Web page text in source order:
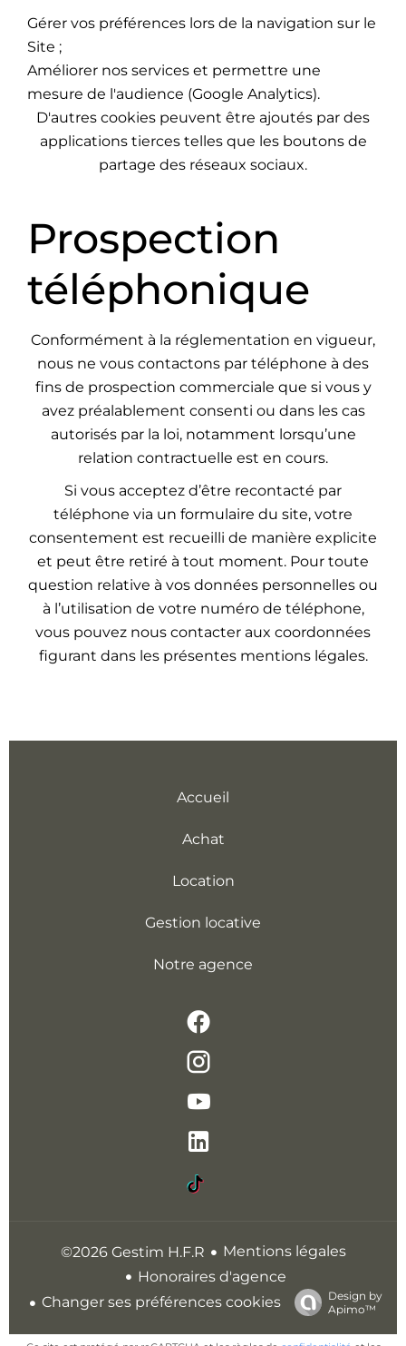
Gérer vos préférences lors de la navigation sur le
Site ;
Améliorer nos services et permettre une
mesure de l'audience (Google Analytics).
D'autres cookies peuvent être ajoutés par des
applications tierces telles que les boutons de
partage des réseaux sociaux.
Prospection
téléphonique
Conformément à la réglementation en vigueur,
nous ne vous contactons par téléphone à des
fins de prospection commerciale que si vous y
avez préalablement consenti ou dans les cas
autorisés par la loi, notamment lorsqu’une
relation contractuelle est en cours.
Si vous acceptez d’être recontacté par
téléphone via un formulaire du site, votre
consentement est recueilli de manière explicite
et peut être retiré à tout moment. Pour toute
question relative à vos données personnelles ou
à l’utilisation de votre numéro de téléphone,
vous pouvez nous contacter aux coordonnées
figurant dans les présentes mentions légales.
Accueil
Achat
Location
Gestion locative
Notre agence
©2026 Gestim H.F.R
Mentions légales
Honoraires d'agence
Changer ses préférences cookies
Design by
Apimo™